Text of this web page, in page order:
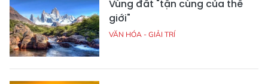
Vùng đất "tận cùng của thế
giới"
VĂN HÓA - GIẢI TRÍ